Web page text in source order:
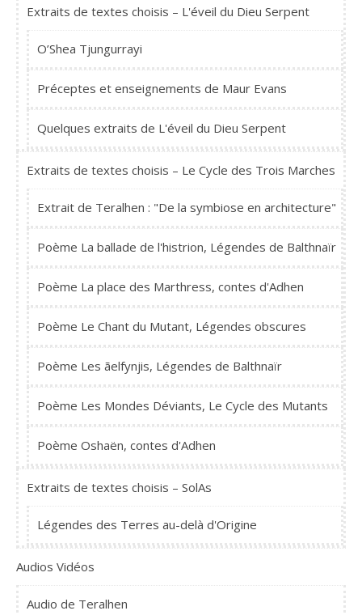
Extraits de textes choisis – L'éveil du Dieu Serpent
O’Shea Tjungurrayi
Préceptes et enseignements de Maur Evans
Quelques extraits de L'éveil du Dieu Serpent
Extraits de textes choisis – Le Cycle des Trois Marches
Extrait de Teralhen : "De la symbiose en architecture"
Poème La ballade de l'histrion, Légendes de Balthnaïr
Poème La place des Marthress, contes d'Adhen
Poème Le Chant du Mutant, Légendes obscures
Poème Les ãelfynjis, Légendes de Balthnaïr
Poème Les Mondes Déviants, Le Cycle des Mutants
Poème Oshaën, contes d'Adhen
Extraits de textes choisis – SolAs
Légendes des Terres au-delà d'Origine
Audios Vidéos
Audio de Teralhen